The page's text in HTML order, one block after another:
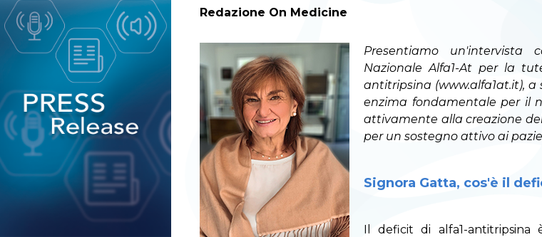
Redazione On Medicine
Presentiamo un'intervista
Nazionale Alfa1-At per la
antitripsina (www.alfa1at.it),
enzima fondamentale per il
attivamente alla creazione
per un sostegno attivo ai
Signora Gatta, cos'è il
Il deficit di alfa1-antitripsina